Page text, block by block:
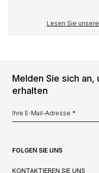
Lesen Sie
Melden Sie sich
erhalten
FOLGEN SIE UNS
KONTAKTIEREN SIE UNS